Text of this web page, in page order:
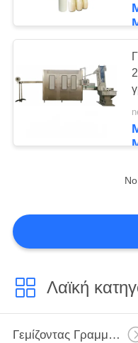
Λαϊκή
Γεμίζοντας Γραμμή Γάλακτος